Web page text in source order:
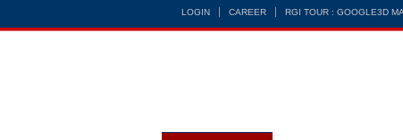
LOGIN CAREER RGI TOUR : GOOGLE3D